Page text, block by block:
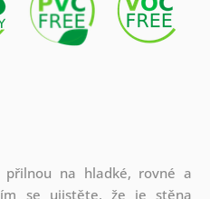
přilnou na hladké, rovné a
se ujistěte, že je stěna